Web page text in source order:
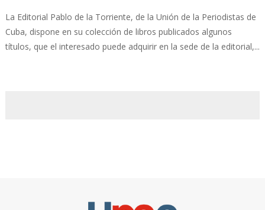
La Editorial Pablo de la Torriente, de la Unión de la Periodistas de
Cuba, dispone en su colección de libros publicados algunos
títulos, que el interesado puede adquirir en la sede de la editorial,...